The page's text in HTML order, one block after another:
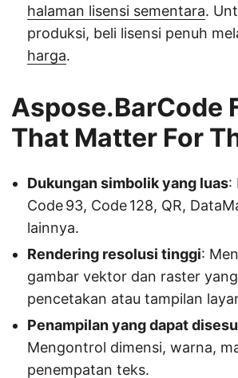
halaman lisensi sementara.
produksi, beli lisensi penuh
harga.
Aspose.BarCode
That Matter For
Dukungan simbolik yang luas:
Code 93, Code 128, QR,
lainnya.
Rendering resolusi tinggi:
gambar vektor dan raster
pencetakan atau tampilan
Penampilan yang dapat
Mengontrol dimensi, warna,
penempatan teks.